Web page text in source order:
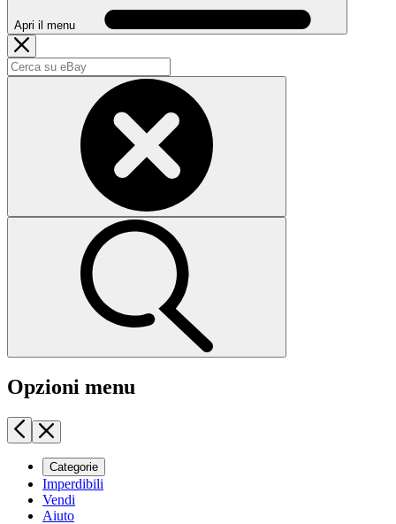
Apri il menu
Opzioni menu
Categorie
Imperdibili
Vendi
Aiuto